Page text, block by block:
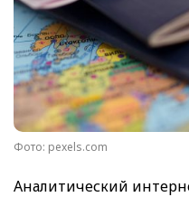
Фото: pexels.com
Аналитический